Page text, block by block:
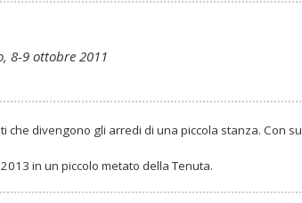
8-9 ottobre 2011
divengono gli arredi di una piccola stanza. Con
in un piccolo metato della Tenuta.